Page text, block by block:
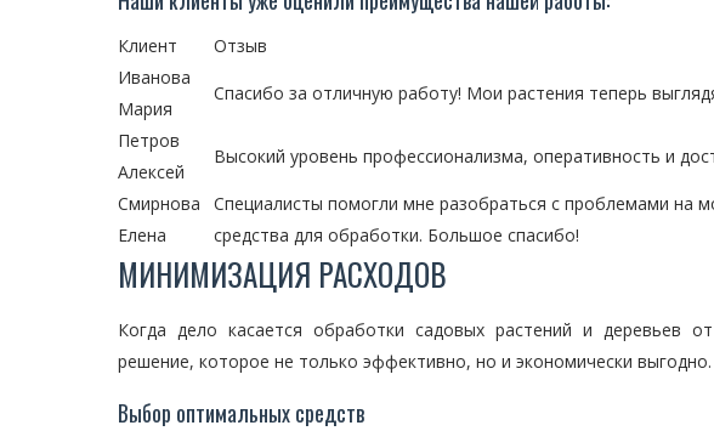
Клиент
Отзыв
Иванова
Мария
Спасибо за отличную работу! Мои растения теперь
Петров
Алексей
Высокий уровень профессионализма, оперативность и
Смирнова
Елена
Специалисты помогли мне разобраться с проблемами на
средства для обработки. Большое спасибо!
МИНИМИЗАЦИЯ РАСХОДОВ
Когда дело касается обработки садовых растений и деревьев
решение, которое не только эффективно, но и экономически выгодно.
Выбор оптимальных средств